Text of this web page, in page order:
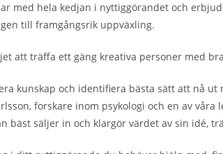
med hela kedjan i nyttiggörandet och
till framgångsrik uppväxling.
att träffa ett gäng kreativa personer med
kunskap och identifiera bästa sätt att nå
forskare inom psykologi och en av
bäst säljer in och klargör värdet av sin idé,